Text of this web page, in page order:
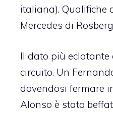
italiana). Qualifiche
Mercedes di
Il dato più eclatante
circuito. Un
dovendosi fermare
Alonso è stato